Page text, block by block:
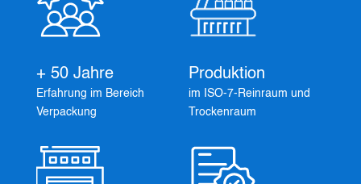
+ 50 Jahre
Erfahrung im Bereich
Verpackung
Produktion
im ISO-7-Reinraum und
Trockenraum